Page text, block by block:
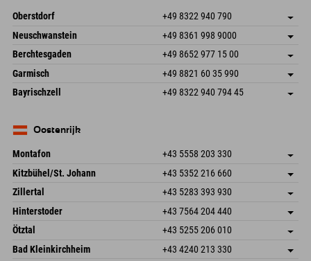
Oberstdorf +49 8322 940 790
An der Breitach 3
87538 Fischen I. Allgäu
Duitsland
Adres opslaan
Aankomstinformatie
Booking
Neuschwanstein +49 8361 998 9000
An der Riese 45
87484 Nesselwang im Allgäu
Duitsland
Adres opslaan
Booking
Berchtesgaden +49 8652 977 15 00
Hofreitstr. 7
83471 Schönau am Königssee
Duitsland
Adres opslaan
Aankomstinformatie
Booking
Garmisch +49 8821 60 35 990
Frickenstraße 22
82490 Farchant
Adres opslaan
Bayrischzell +49 8322 940 794 45
Duitsland
Oostenrijk
Montafon +43 5558 203 330
Dorfstr. 127b
6793 Gaschurn/Montafon
Oostenrijk
Adres opslaan
Aankomstinformatie
Booking
Kitzbühel/St. Johann +43 5352 216 660
Speckbacherstraße 87
Oostenrijk
Adres opslaan
Booking
Zillertal +43 5283 393 930
Schmiedau 2
6272 Kaltenbach im Zillertal
Oostenrijk
Adres opslaan
Aankomstinformatie
Booking
Hinterstoder +43 7564 204 440
Freizeitpark 10
Oostenrijk
Adres opslaan
Booking
Ötztal +43 5255 206 010
Gscheat 14
6441 Umhausen
Adres opslaan
Aankomstinformatie
Bad Kleinkirchheim +43 4240 213 330